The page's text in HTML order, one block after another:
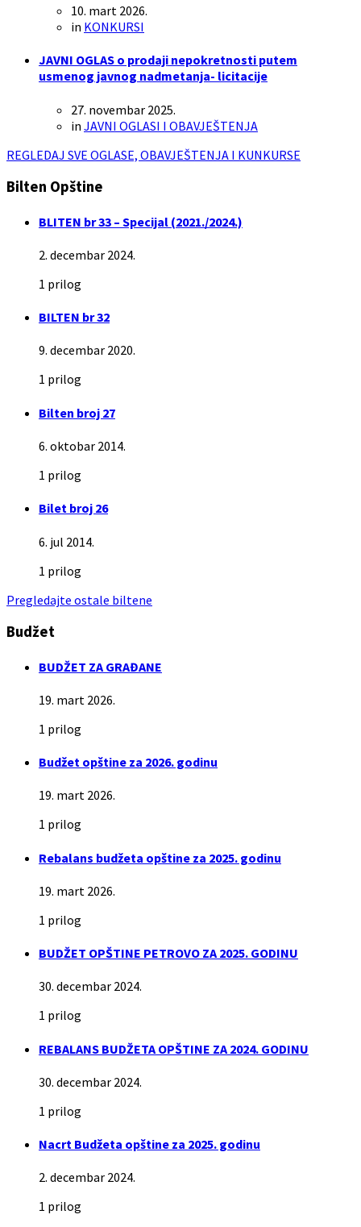
10. mart 2026.
in KONKURSI
JAVNI OGLAS o prodaji nepokretnosti putem
usmenog javnog nadmetanja- licitacije
27. novembar 2025.
in JAVNI OGLASI I OBAVJEŠTENJA
REGLEDAJ SVE OGLASE, OBAVJEŠTENJA I KUNKURSE
Bilten Opštine
BLITEN br 33 – Specijal (2021./2024.)
2. decembar 2024.
1 prilog
BILTEN br 32
9. decembar 2020.
1 prilog
Bilten broj 27
6. oktobar 2014.
1 prilog
Bilet broj 26
6. jul 2014.
1 prilog
Pregledajte ostale biltene
Budžet
BUDŽET ZA GRAĐANE
19. mart 2026.
1 prilog
Budžet opštine za 2026. godinu
19. mart 2026.
1 prilog
Rebalans budžeta opštine za 2025. godinu
19. mart 2026.
1 prilog
BUDŽET OPŠTINE PETROVO ZA 2025. GODINU
30. decembar 2024.
1 prilog
REBALANS BUDŽETA OPŠTINE ZA 2024. GODINU
30. decembar 2024.
1 prilog
Nacrt Budžeta opštine za 2025. godinu
2. decembar 2024.
1 prilog